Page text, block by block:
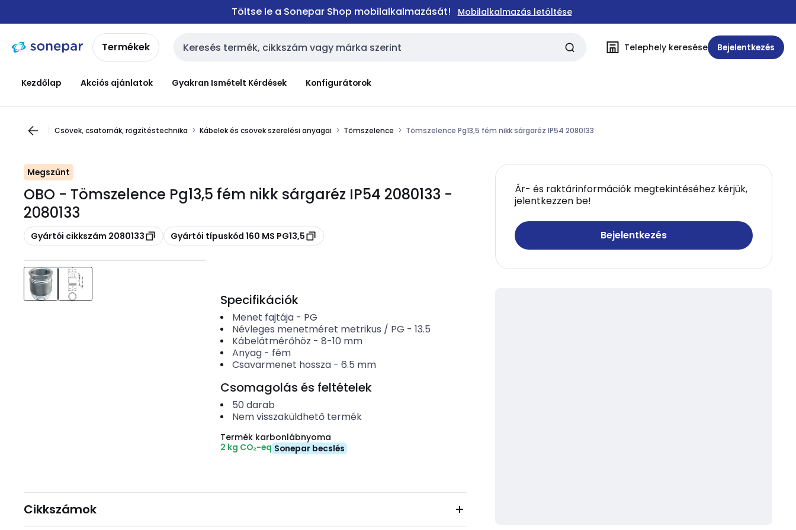
navigációhoztartalomra
Töltse le a Sonepar Shop mobilalkalmazását! Mobilalkalmazás letöltése
Termékek Keresési bemenet Telephely keresése Bejelentkezés
Kezdőlap Akciós ajánlatok Gyakran Ismételt Kérdések Konfigurátorok
Csövek, csatornák, rögzítéstechnika Kábelek és csövek szerelési anyagai Tömszelence Tömszelence Pg13,5 fém nikk sárgaréz IP54 2080133
Megszűnt
OBO - Tömszelence Pg13,5 fém nikk sárgaréz IP54 2080133 -
2080133
Másolás
Gyártói cikkszám 2080133 Másolás
Gyártói típuskód 160 MS PG13,5
Ár- és raktárinformációk megtekintéséhez kérjük,
jelentkezzen be!
Bejelentkezés
Specifikációk
Menet fajtája- PG
Névleges menetméret metrikus / PG - 13.5
Kábelátmérőhöz - 8-10 mm
Anyag- fém
Csavarmenet hossza- 6.5 mm
Csomagolás és feltételek
50 darab
Nem visszaküldhető termék
Termék karbonlábnyoma
2 kg CO₂-eq Sonepar becslés
Cikkszámok